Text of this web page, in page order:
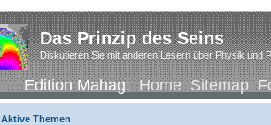
Das Prinzip des Seins
Diskutieren Sie mit anderen Lesern über Physik und
Edition Mahag:Home Sitemap
Aktive Themen